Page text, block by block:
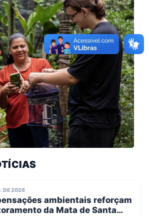
DE 2026
ambientais reforçam
da Mata de Santa